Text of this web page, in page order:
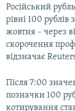
Усі сайти RFE/
Російський
рівні 100
жовтня – через
скорочення
відзначає
Після 7:00
позначки 100
котирування